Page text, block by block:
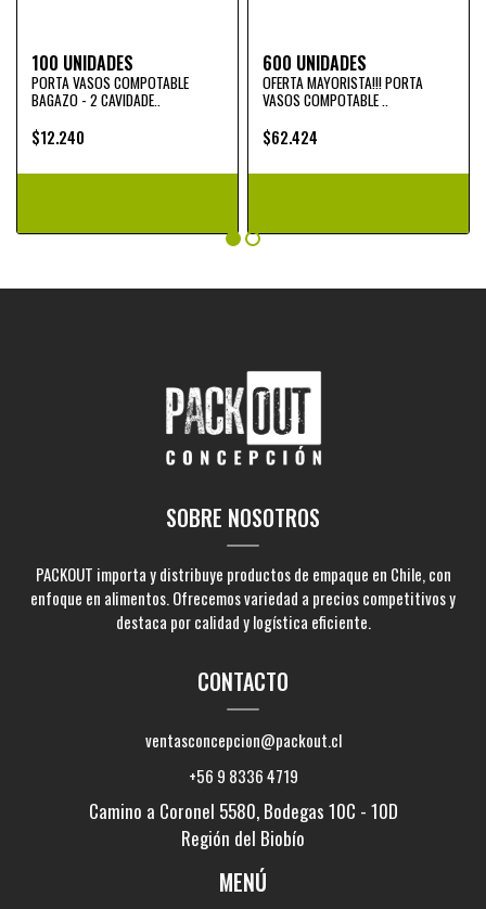
100 UNIDADES
PORTA VASOS COMPOTABLE
BAGAZO - 2 CAVIDADE..
$12.240
600 UNIDADES
OFERTA MAYORISTA!!! PORTA
VASOS COMPOTABLE ..
$62.424
SOBRE NOSOTROS
PACKOUT importa y distribuye productos de empaque en Chile, con
enfoque en alimentos. Ofrecemos variedad a precios competitivos y
destaca por calidad y logística eficiente.
CONTACTO
ventasconcepcion@packout.cl
+56 9 8336 4719
Camino a Coronel 5580, Bodegas 10C - 10D
Región del Biobío
MENÚ